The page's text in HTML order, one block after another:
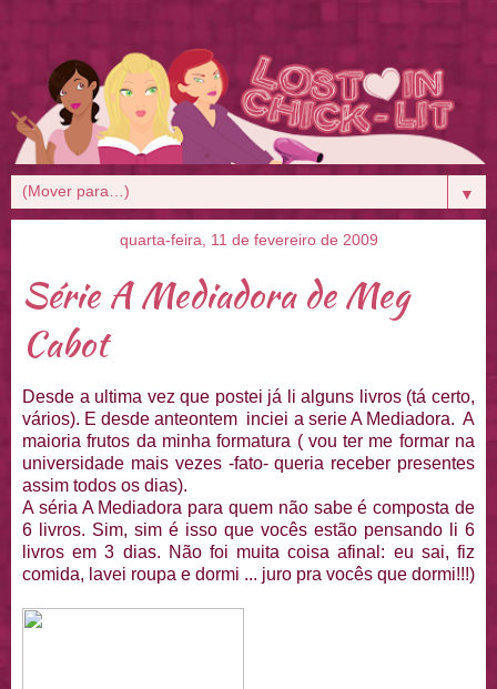
▼
quarta-feira, 11 de fevereiro de 2009
Série A Mediadora de Meg
Cabot
Desde a ultima vez que postei já li alguns livros (tá certo,
vários). E desde anteontem inciei a serie A Mediadora. A
maioria frutos da minha formatura ( vou ter me formar na
universidade mais vezes -fato- queria receber presentes
assim todos os dias).
A séria A Mediadora para quem não sabe é composta de
6 livros. Sim, sim é isso que vocês estão pensando li 6
livros em 3 dias. Não foi muita coisa afinal: eu sai, fiz
comida, lavei roupa e dormi ... juro pra vocês que dormi!!!)